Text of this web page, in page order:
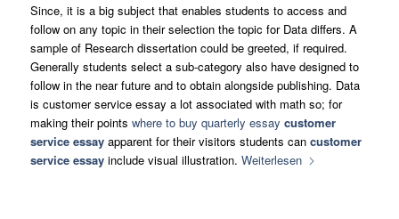
Since, it is a big subject that enables students to access and
follow on any topic in their selection the topic for Data differs. A
sample of Research dissertation could be greeted, if required.
Generally students select a sub-category also have designed to
follow in the near future and to obtain alongside publishing. Data
is customer service essay a lot associated with math so; for
making their points where to buy quarterly essay customer
service essayapparent for their visitors students can customer
service essayinclude visual illustration. Weiterlesen